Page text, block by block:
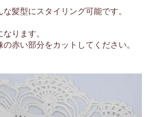
髪型にスタイリング可能です。
ります。
赤い部分をカットしてください。